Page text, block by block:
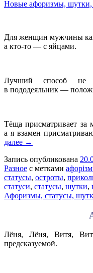
Новые афоризмы, шутки,
Для женщин мужчины
а кто-то — с яйцами.
Лучший способ не
в пододеяльник —
Тёща присматривает за
а я взамен
далее →
Запись опубликована
Разное с метками
статусы, остроты,
статуси, статусы, шутки,
Афоризмы, статусы,
Лёня, Лёня, Витя,
предсказуемой.